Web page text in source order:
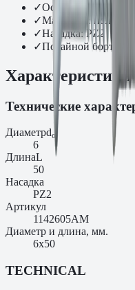
✓Основание: бетон
✓Материал:
✓Насадка: PZ2
✓Потайной бортик
Характеристики
Технические
Диаметрd₀
6
ДлинаL
50
Насадка
PZ2
Артикул
1142605AM
Диаметр и длина, мм.
6х50
TECHNICAL